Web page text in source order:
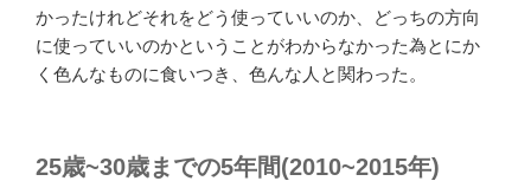
かったけれどそれをどう使っていいのか、どっちの方向
に使っていいのかということがわからなかった為とにか
く色んなものに食いつき、色んな人と関わった。
25歳~30歳までの5年間(2010~2015年)